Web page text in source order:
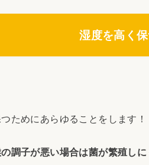
湿度を高く
ためにあらゆることをします！
調子が悪い場合は菌が繁殖し